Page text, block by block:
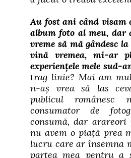
Au fost ani când visam
album foto al meu, dar
vreme să mă gândesc
vină vremea, mi-ar
experiențele mele sud-
trag linie? Mai am
n-aș vrea să las
publicul
consumator de
consumă, dar
nu avem o piață prea
lucru care ar însemna
partea mea pentru a